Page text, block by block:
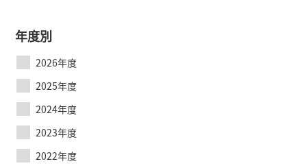
年度別
2026年度
2025年度
2024年度
2023年度
2022年度